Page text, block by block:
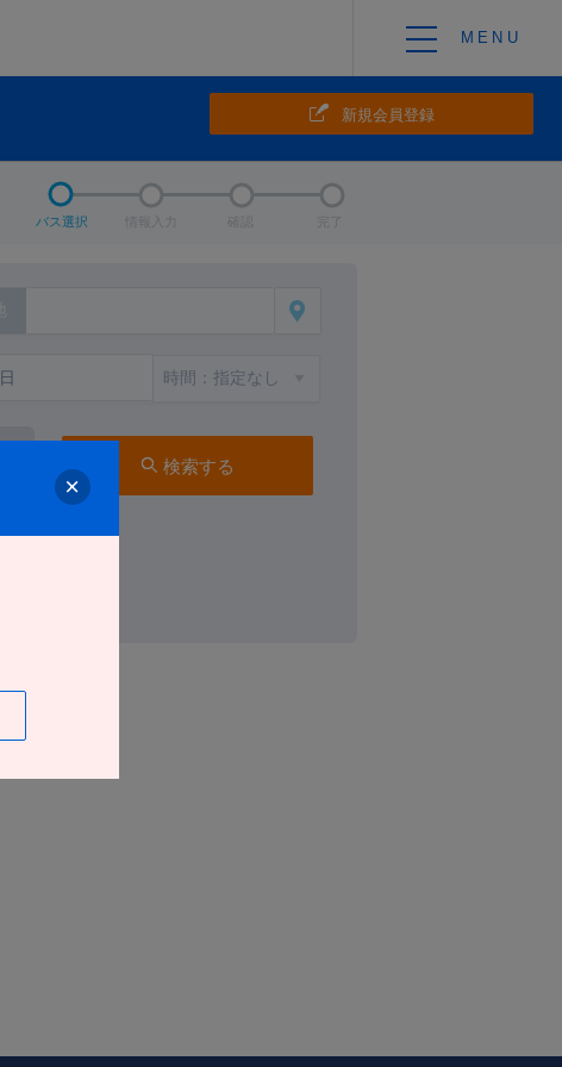
新規会員登録
バス選択 確認 完了
検索する